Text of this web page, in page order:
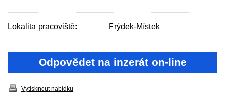
Lokalita pracoviště: Frýdek-Místek
Odpovědet na inzerát on-line
Vytisknout nabídku